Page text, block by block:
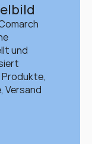
und
Versand